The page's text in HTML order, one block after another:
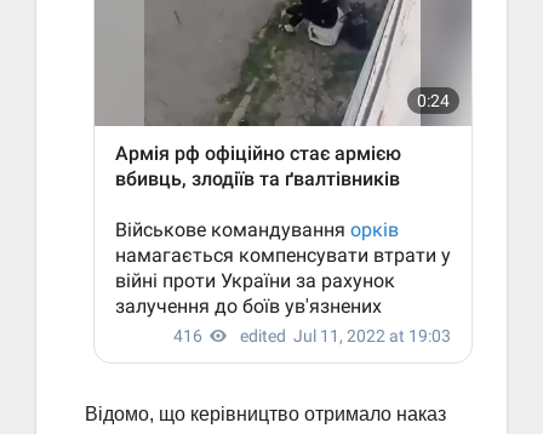
Відомо, що керівництво отримало наказ